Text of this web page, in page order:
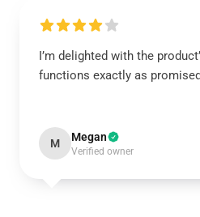
I’m delighted with the
functions exactly as
M Megan
Verified owner